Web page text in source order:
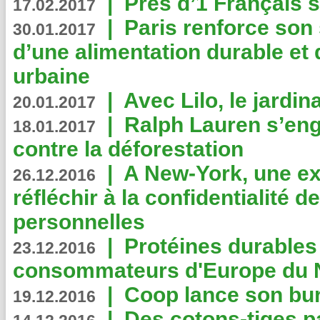
17.02.2017
30.01.2017 | Paris renforce
d’une alimentation durable et
urbaine
20.01.2017 | Avec Lilo, le
18.01.2017 | Ralph Lauren
contre la déforestation
26.12.2016 | A New-York, une
réfléchir à la confidentialité
personnelles
23.12.2016 | Protéines
consommateurs d'Europe du
19.12.2016 | Coop lance son